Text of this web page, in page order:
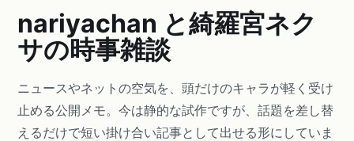
nariyachan と綺羅宮ネク
サの時事雑談
ニュースやネットの空気を、頭だけのキャラが軽く受け
止める公開メモ。今は静的な試作ですが、話題を差し替
えるだけで短い掛け合い記事として出せる形にしていま